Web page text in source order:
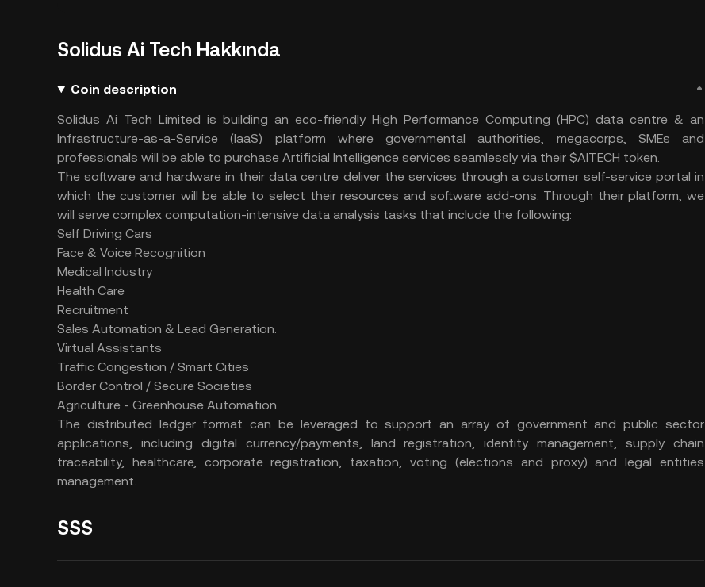
Solidus Ai Tech Hakkında
Coin description
Solidus Ai Tech Limited is building an eco-friendly High Performance Computing (HPC) data centre & an
Infrastructure-as-a-Service (IaaS) platform where governmental authorities, megacorps, SMEs and
professionals will be able to purchase Artificial Intelligence services seamlessly via their $AITECH token.
The software and hardware in their data centre deliver the services through a customer self-service portal in
which the customer will be able to select their resources and software add-ons. Through their platform, we
will serve complex computation-intensive data analysis tasks that include the following:
Self Driving Cars
Face & Voice Recognition
Medical Industry
Health Care
Recruitment
Sales Automation & Lead Generation.
Virtual Assistants
Traffic Congestion / Smart Cities
Border Control / Secure Societies
Agriculture - Greenhouse Automation
The distributed ledger format can be leveraged to support an array of government and public sector
applications, including digital currency/payments, land registration, identity management, supply chain
traceability, healthcare, corporate registration, taxation, voting (elections and proxy) and legal entities
management.
SSS